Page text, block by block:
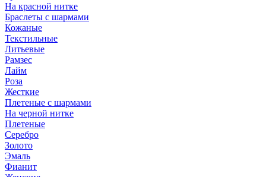
На красной нитке
Браслеты с шармами
Кожаные
Текстильные
Литьевые
Рамзес
Лайм
Роза
Жесткие
Плетеные с шармами
На черной нитке
Плетеные
Серебро
Золото
Эмаль
Фианит